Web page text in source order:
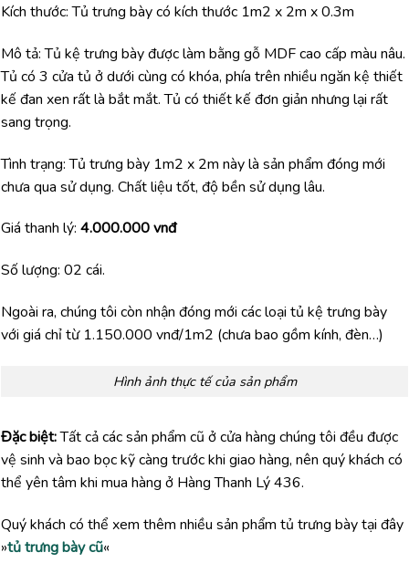
Kích thước: Tủ trưng bày có kích thước 1m2 x 2m x 0.3m
Mô tả: Tủ kệ trưng bày được làm bằng gỗ MDF cao cấp màu nâu.
Tủ có 3 cửa tủ ở dưới cùng có khóa, phía trên nhiều ngăn kệ thiết
kế đan xen rất là bắt mắt. Tủ có thiết kế đơn giản nhưng lại rất
sang trọng.
Tình trạng: Tủ trưng bày 1m2 x 2m này là sản phẩm đóng mới
chưa qua sử dụng. Chất liệu tốt, độ bền sử dụng lâu.
Giá thanh lý: 4.000.000 vnđ
Số lượng: 02 cái.
Ngoài ra, chúng tôi còn nhận đóng mới các loại tủ kệ trưng bày
với giá chỉ từ 1.150.000 vnđ/1m2 (chưa bao gồm kính, đèn…)
Hình ảnh thực tế của sản phẩm
Đặc biệt:Tất cả các sản phẩm cũ ở cửa hàng chúng tôi đều được
vệ sinh và bao bọc kỹ càng trước khi giao hàng, nên quý khách có
thể yên tâm khi mua hàng ở Hàng Thanh Lý 436.
Quý khách có thể xem thêm nhiều sản phẩm tủ trưng bày tại đây
»tủ trưng bày cũ«